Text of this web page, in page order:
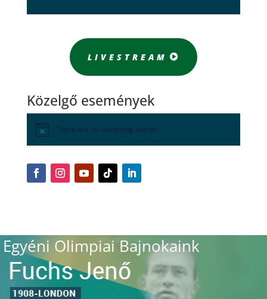
LIVESTREAM
Közelgő események
There are no upcoming events.
Egyéni Olimpiai Bajnokaink